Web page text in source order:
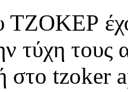
ΤΖΟΚΕΡ
τύχη τους
στο tzoker